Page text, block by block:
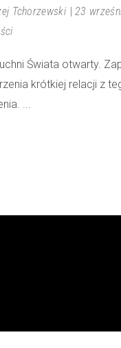
Tchorzewski
23
Świata otwarty.
krótkiej relacji z